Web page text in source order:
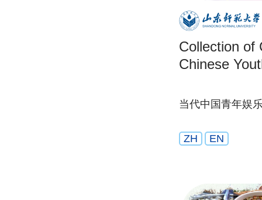
Collection of
Chinese
当代中国青年娱
ZH EN